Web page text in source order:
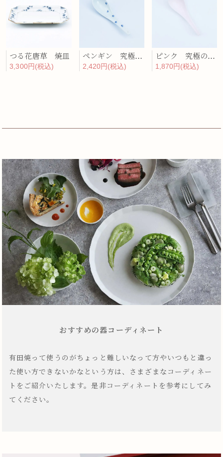
つる花唐草 焼皿
3,300円(税込)
ペンギン 究極のレンゲ
2,420円(税込)
ピンク 究極のレンゲ
1,870円(税込)
おすすめの器コーディネート
有田焼って使うのがちょっと難しいなって方やいつもと違っ
た使い方できないかなという方は、さまざまなコーディネー
トをご紹介いたします。是非コーディネートを参考にしてみ
てください。